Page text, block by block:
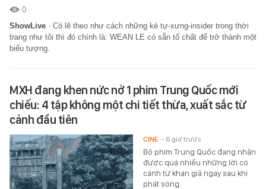
0
ShowLive · Có lẽ theo như cách những kẻ tự-xưng-insider trong thời
trang như tôi thì đó chính là: WEAN LE có sẵn tố chất để trở thành một
biểu tượng.
MXH đang khen nức nở 1 phim Trung Quốc mới
chiếu: 4 tập không một chi tiết thừa, xuất sắc từ
cảnh đầu tiên
Bộ phim Trung Quốc đang nhận
được quá nhiều những lời có
cánh từ khán giả ngay sau khi
phát sóng.
CINE - 6 giờ trước